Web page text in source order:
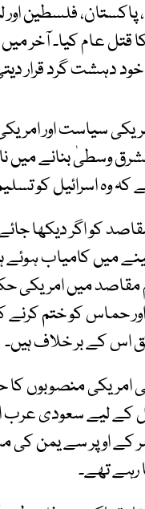
پاکستان، فلسطین
کا قتل عام کیا۔
دہشت گرد قرار
امریکی سیاست اور
مشرق وسطیٰ بنانے
کہ وہ اسرائیل کو
مقاصد کو اگر
میں کامیاب ہوئے
مقاصد میں
اور حماس کو ختم
اس کے بر خلاف ہیں۔
امریکی منصوبوں
کے لیے سعودی عرب
اوپر سے یمن کی
رہے تھے۔